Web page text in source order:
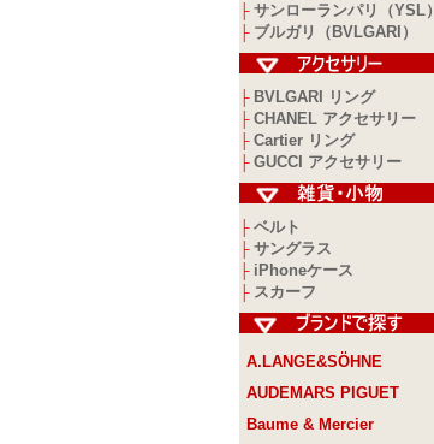
├ サンローランパリ（YSL）
├ ブルガリ（BVLGARI）
├ BVLGARI リング
├ CHANEL アクセサリー
├ Cartier リング
├ GUCCI アクセサリー
├ ベルト
├ サングラス
├ iPhoneケース
├ スカーフ
A.LANGE&SÖHNE
AUDEMARS PIGUET
Baume & Mercier